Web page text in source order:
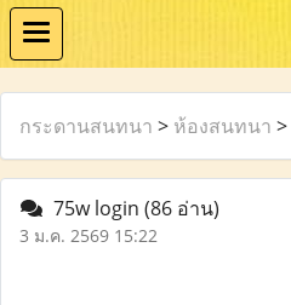
กระดานสนทนา > ห้องสนทนา >
75w login (86 อ่าน)
3 ม.ค. 2569 15:22